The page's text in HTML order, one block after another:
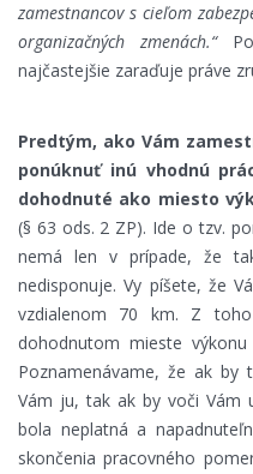
zamestnancov s cieľom
organizačných zmenách.“
najčastejšie zaraďuje práve
Predtým, ako Vám
ponúknuť inú vhodnú
dohodnuté ako miesto
(§ 63 ods. 2 ZP). Ide o tzv.
nemá len v prípade, že
nedisponuje. Vy píšete, že
vzdialenom 70 km. Z
dohodnutom mieste
Poznamenávame, že ak
Vám ju, tak ak by voči Vám
bola neplatná a
skončenia pracovného